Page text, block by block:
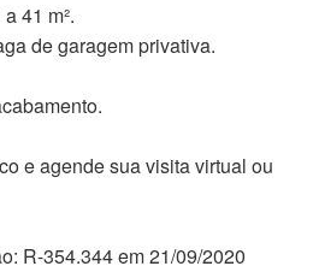
41 m².
de garagem privativa.
e agende sua visita virtual ou
R-354.344 em 21/09/2020